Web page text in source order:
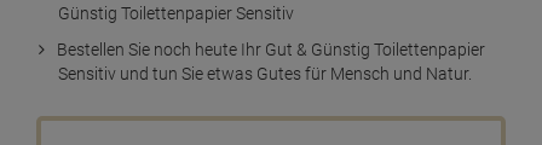
Günstig Toilettenpapier Sensitiv
Bestellen Sie noch heute Ihr Gut & Günstig Toilettenpapier
Sensitiv und tun Sie etwas Gutes für Mensch und Natur.